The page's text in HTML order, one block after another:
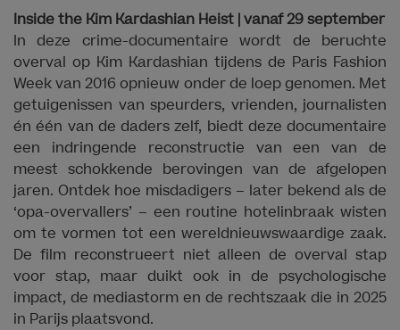
Inside the Kim Kardashian Heist | vanaf 29 september
In deze crime-documentaire wordt de beruchte
overval op Kim Kardashian tijdens de Paris Fashion
Week van 2016 opnieuw onder de loep genomen. Met
getuigenissen van speurders, vrienden, journalisten
én één van de daders zelf, biedt deze documentaire
een indringende reconstructie van een van de
meest schokkende berovingen van de afgelopen
jaren. Ontdek hoe misdadigers – later bekend als de
‘opa-overvallers’ – een routine hotelinbraak wisten
om te vormen tot een wereldnieuwswaardige zaak.
De film reconstrueert niet alleen de overval stap
voor stap, maar duikt ook in de psychologische
impact, de mediastorm en de rechtszaak die in 2025
in Parijs plaatsvond.